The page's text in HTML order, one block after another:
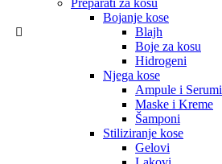
Preparati za kosu
Bojanje kose
Blajh
Boje za kosu
Hidrogeni
Njega kose
Ampule i Serumi
Maske i Kreme
Šamponi
Stiliziranje kose
Gelovi